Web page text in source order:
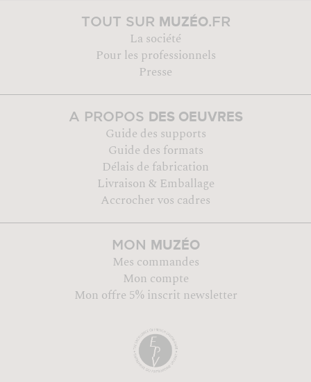
TOUT SUR MUZÉO.FR
La société
Pour les professionnels
Presse
A PROPOS DES OEUVRES
Guide des supports
Guide des formats
Délais de fabrication
Livraison & Emballage
Accrocher vos cadres
MON MUZÉO
Mes commandes
Mon compte
Mon offre 5% inscrit newsletter